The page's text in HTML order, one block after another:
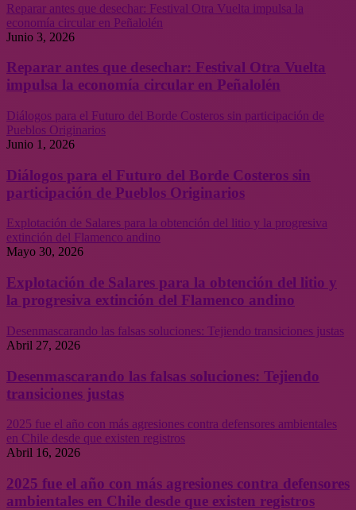
Reparar antes que desechar: Festival Otra Vuelta impulsa la
economía circular en Peñalolén
Junio 3, 2026
Reparar antes que desechar: Festival Otra Vuelta
impulsa la economía circular en Peñalolén
Diálogos para el Futuro del Borde Costeros sin participación de
Pueblos Originarios
Junio 1, 2026
Diálogos para el Futuro del Borde Costeros sin
participación de Pueblos Originarios
Explotación de Salares para la obtención del litio y la progresiva
extinción del Flamenco andino
Mayo 30, 2026
Explotación de Salares para la obtención del litio y
la progresiva extinción del Flamenco andino
Desenmascarando las falsas soluciones: Tejiendo transiciones justas
Abril 27, 2026
Desenmascarando las falsas soluciones: Tejiendo
transiciones justas
2025 fue el año con más agresiones contra defensores ambientales
en Chile desde que existen registros
Abril 16, 2026
2025 fue el año con más agresiones contra defensores
ambientales en Chile desde que existen registros